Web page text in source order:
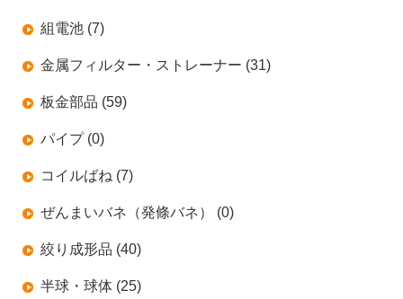
組電池 (7)
金属フィルター・ストレーナー (31)
板金部品 (59)
パイプ (0)
コイルばね (7)
ぜんまいバネ（発條バネ） (0)
絞り成形品 (40)
半球・球体 (25)